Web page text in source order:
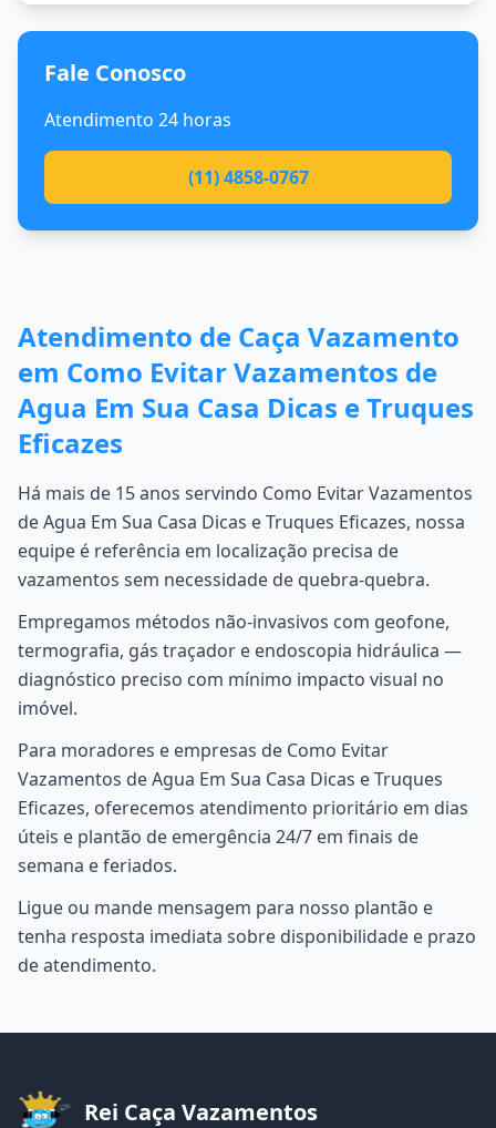
Fale Conosco
Atendimento 24 horas
(11) 4858-0767
Atendimento de Caça Vazamento
em Como Evitar Vazamentos de
Agua Em Sua Casa Dicas e Truques
Eficazes
Há mais de 15 anos servindo Como Evitar Vazamentos
de Agua Em Sua Casa Dicas e Truques Eficazes, nossa
equipe é referência em localização precisa de
vazamentos sem necessidade de quebra-quebra.
Empregamos métodos não-invasivos com geofone,
termografia, gás traçador e endoscopia hidráulica —
diagnóstico preciso com mínimo impacto visual no
imóvel.
Para moradores e empresas de Como Evitar
Vazamentos de Agua Em Sua Casa Dicas e Truques
Eficazes, oferecemos atendimento prioritário em dias
úteis e plantão de emergência 24/7 em finais de
semana e feriados.
Ligue ou mande mensagem para nosso plantão e
tenha resposta imediata sobre disponibilidade e prazo
de atendimento.
Rei Caça Vazamentos